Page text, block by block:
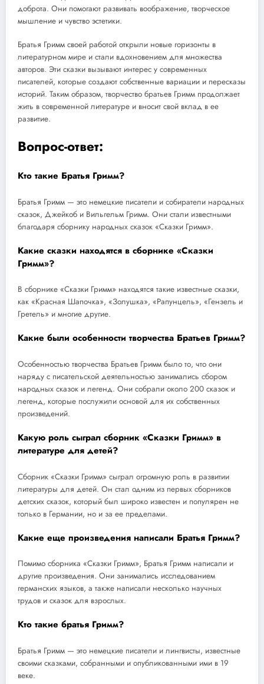
доброта. Они помогают развивать воображение, творческое
мышление и чувство эстетики.
Братья Гримм своей работой открыли новые горизонты в
литературном мире и стали вдохновением для множества
авторов. Эти сказки вызывают интерес у современных
писателей, которые создают собственные вариации и пересказы
историй. Таким образом, творчество братьев Гримм продолжает
жить в современной литературе и вносит свой вклад в ее
развитие.
Вопрос-ответ:
Кто такие Братья Гримм?
Братья Гримм — это немецкие писатели и собиратели народных
сказок, Джейкоб и Вильгельм Гримм. Они стали известными
благодаря сборнику народных сказок «Сказки Гримм».
Какие сказки находятся в сборнике «Сказки
Гримм»?
В сборнике «Сказки Гримм» находятся такие известные сказки,
как «Красная Шапочка», «Золушка», «Рапунцель», «Гензель и
Гретель» и многие другие.
Какие были особенности творчества Братьев Гримм?
Особенностью творчества Братьев Гримм было то, что они
наряду с писательской деятельностью занимались сбором
народных сказок и легенд. Они собрали около 200 сказок и
легенд, которые послужили основой для их собственных
произведений.
Какую роль сыграл сборник «Сказки Гримм» в
литературе для детей?
Сборник «Сказки Гримм» сыграл огромную роль в развитии
литературы для детей. Он стал одним из первых сборников
детских сказок, который был широко известен и популярен не
только в Германии, но и за ее пределами.
Какие еще произведения написали Братья Гримм?
Помимо сборника «Сказки Гримм», Братья Гримм написали и
другие произведения. Они занимались исследованием
германских языков, а также написали несколько научных
трудов и сказок для взрослых.
Кто такие братья Гримм?
Братья Гримм — это немецкие писатели и лингвисты, известные
своими сказками, собранными и опубликованными ими в 19
веке.